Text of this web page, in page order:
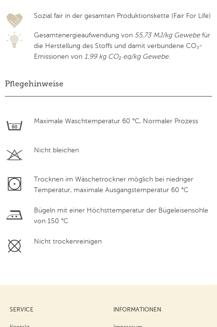
Sozial fair in der gesamten Produktionskette (Fair For Life)
Gesamtenergieaufwendung von 55,73 MJ/kg Gewebe für
die Herstellung des Stoffs und damit verbundene CO₂-
Emissionen von 1,99 kg CO₂ eq/kg Gewebe.
Pflegehinweise
Maximale Waschtemperatur 60 °C, Normaler Prozess
Nicht bleichen
Trocknen im Wäschetrockner möglich bei niedriger
Temperatur, maximale Ausgangstemperatur 60 °C
Bügeln mit einer Höchsttemperatur der Bügeleisensohle
von 150 °C
Nicht trockenreinigen
SERVICE INFORMATIONEN